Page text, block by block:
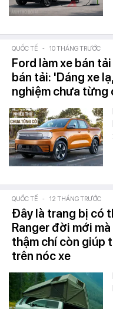
QUỐC TẾ - 10 THÁNG TRƯỚC
Ford làm xe bán
bán tải: 'Dáng xe
nghiệm chưa từng
QUỐC TẾ - 12 THÁNG TRƯỚC
Đây là trang bị có
Ranger đời mới
thậm chí còn giúp
trên nóc xe